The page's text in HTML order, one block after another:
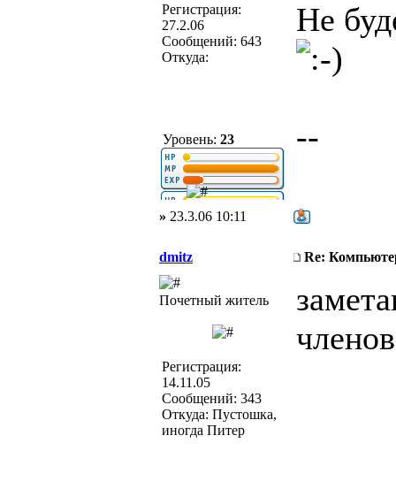
Регистрация:
27.2.06
Сообщений: 643
Откуда:
Уровень: 23
Не
--
» 23.3.06 10:11
dmitz Re:
Почетный житель
Регистрация:
14.11.05
Сообщений: 343
Откуда: Пустошка,
иногда Питер